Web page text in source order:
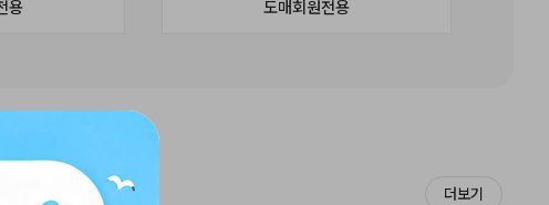
용 도매회원전용
더보기